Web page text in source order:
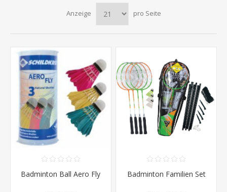
Anzeige pro Seite
Badminton Ball Aero Fly Badminton Familien Set